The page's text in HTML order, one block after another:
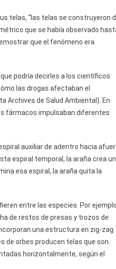
telas, “las telas se construyeron
que se había observado
que el fenómeno era
podría decirles a los científicos
las drogas afectaban el
Archives de Salud Ambiental). En
fármacos impulsaban diferentes
auxiliar de adentro hacia
espiral temporal, la araña crea
esa espiral, la araña quita la
entre las especies. Por
de restos de presas y trozos de
una estructura en zig-zag
de orbes producen telas que son
horizontalmente, según el